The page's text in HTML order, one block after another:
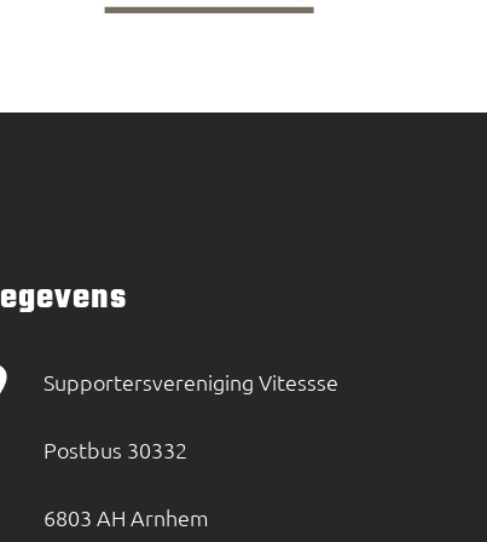
Gegevens
Supportersvereniging Vitessse
Postbus 30332
6803 AH Arnhem